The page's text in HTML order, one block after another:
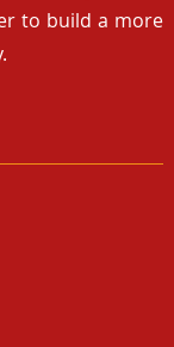
to build a more